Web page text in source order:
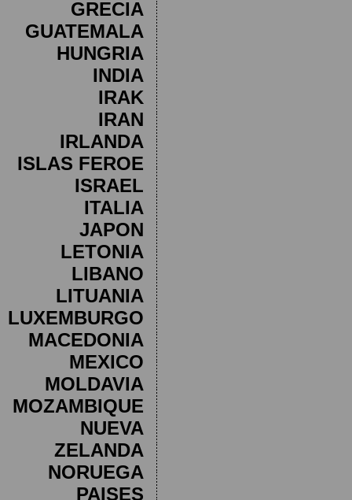
GRECIA
GUATEMALA
HUNGRIA
INDIA
IRAK
IRAN
IRLANDA
ISLAS FEROE
ISRAEL
ITALIA
JAPON
LETONIA
LIBANO
LITUANIA
LUXEMBURGO
MACEDONIA
MEXICO
MOLDAVIA
MOZAMBIQUE
NUEVA
ZELANDA
NORUEGA
PAISES